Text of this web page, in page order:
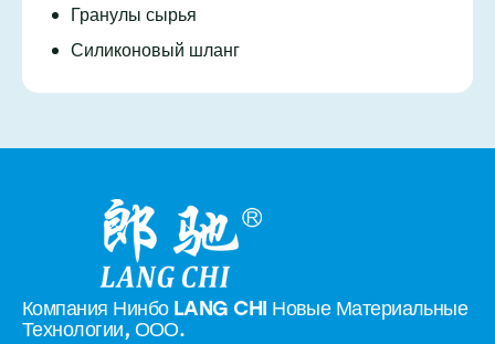
Гранулы сырья
Силиконовый шланг
Компания Нинбо LANG CHI Новые Материальные
Технологии, ООО.